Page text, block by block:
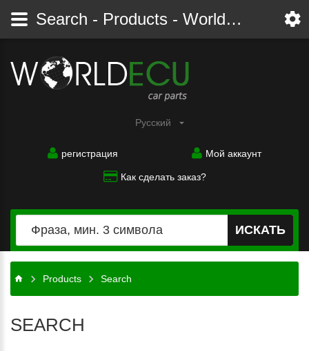
Pусский
регистрация Мой аккаунт
Как сделать заказ?
ИСКАТЬ
Products Search
SEARCH
Search - Products - Worldecu shop parts audi, bmw, citroen, fiat, ford, mercedes, opel, peugeot, renault, seat, skoda, toyota, volkswagen